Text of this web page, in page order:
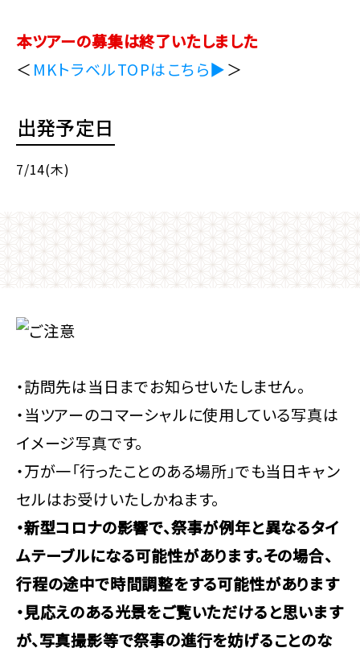
本ツアーの募集は終了いたしました
＜ MKトラベルTOPはこちら▶＞
出発予定日
7/14(木)
・訪問先は当日までお知らせいたしません。
・当ツアーのコマーシャルに使用している写真は
イメージ写真です。
・万が一「行ったことのある場所」でも当日キャン
セルはお受けいたしかねます。
・新型コロナの影響で、祭事が例年と異なるタイ
ムテーブルになる可能性があります。その場合、
行程の途中で時間調整をする可能性があります
・見応えのある光景をご覧いただけると思います
が、写真撮影等で祭事の進行を妨げることのな